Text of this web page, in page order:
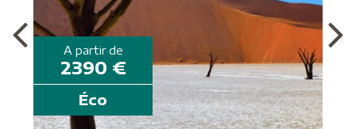
A partir de
2390 €
Éco